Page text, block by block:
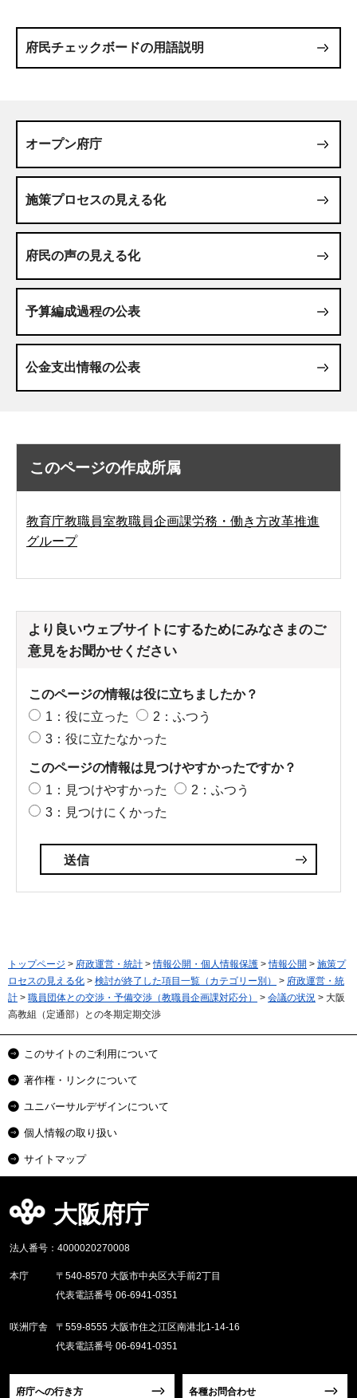
府民チェックボードの用語説明
オープン府庁
施策プロセスの見える化
府民の声の見える化
予算編成過程の公表
公金支出情報の公表
このページの作成所属
教育庁教職員室教職員企画課労務・働き方改革推進
グループ
より良いウェブサイトにするためにみなさまのご
意見をお聞かせください
このページの情報は役に立ちましたか？
1：役に立った
2：ふつう
3：役に立たなかった
このページの情報は見つけやすかったですか？
1：見つけやすかった
2：ふつう
3：見つけにくかった
トップページ > 府政運営・統計 >情報公開・個人情報保護 >情報公開 > 施策プ
ロセスの見える化 > 検討が終了した項目一覧（カテゴリー別） > 府政運営・統
計 > 職員団体との交渉・予備交渉（教職員企画課対応分） > 会議の状況 > 大阪
高教組（定通部）との冬期定期交渉
このサイトのご利用について
著作権・リンクについて
ユニバーサルデザインについて
個人情報の取り扱い
サイトマップ
大阪府庁
法人番号：4000020270008
本庁
〒540-8570 大阪市中央区大手前2丁目
代表電話番号 06-6941-0351
咲洲庁舎
〒559-8555 大阪市住之江区南港北1-14-16
代表電話番号 06-6941-0351
府庁への行き方 各種お問合わせ